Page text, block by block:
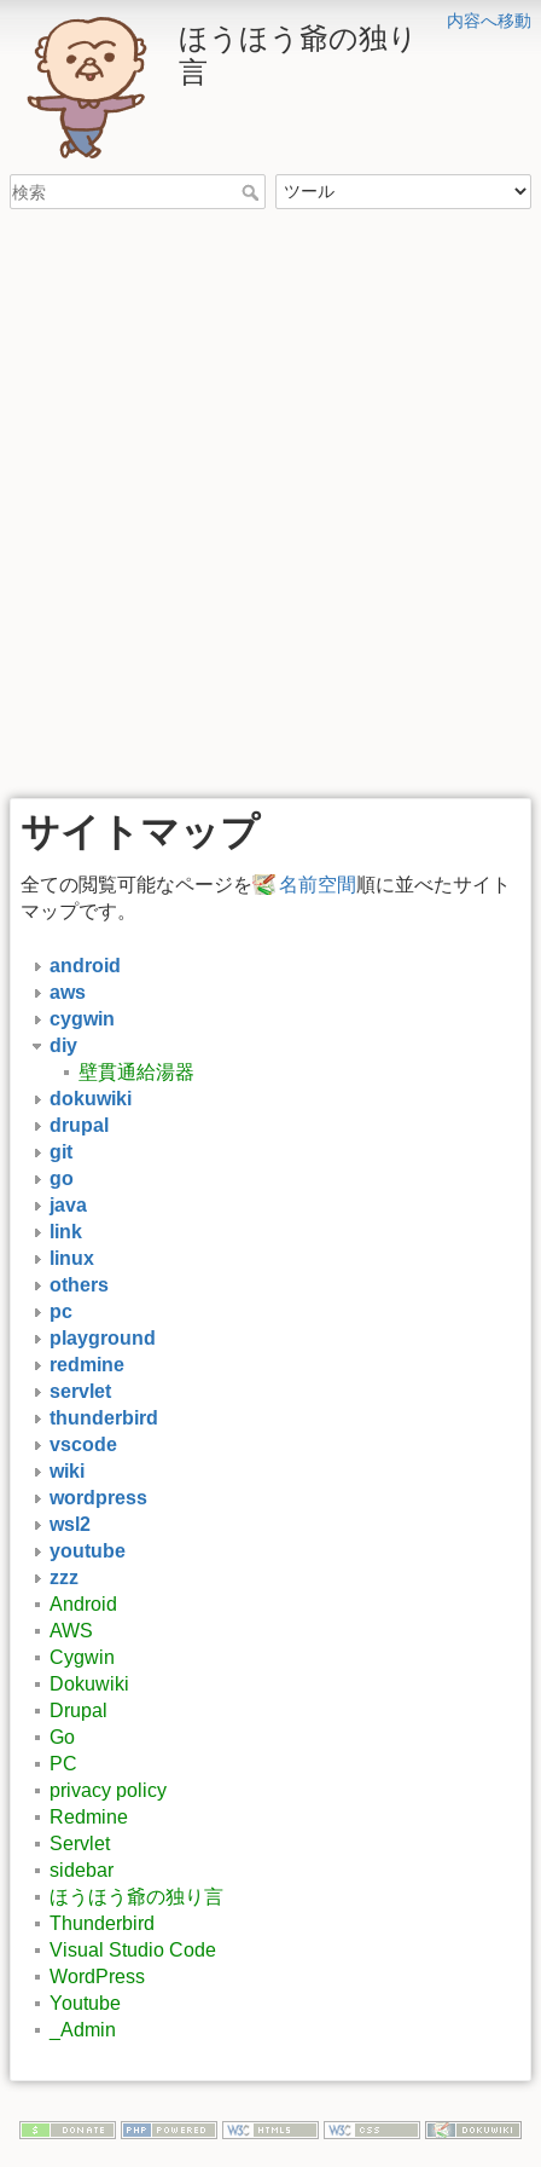
内容へ移動
ほうほう爺の独り
言
サイトマップ
全ての閲覧可能なページを 名前空間順に並べたサイト
マップです。
android
aws
cygwin
diy
壁貫通給湯器
dokuwiki
drupal
git
go
java
link
linux
others
pc
playground
redmine
servlet
thunderbird
vscode
wiki
wordpress
wsl2
youtube
zzz
Android
AWS
Cygwin
Dokuwiki
Drupal
Go
PC
privacy policy
Redmine
Servlet
sidebar
ほうほう爺の独り言
Thunderbird
Visual Studio Code
WordPress
Youtube
_Admin